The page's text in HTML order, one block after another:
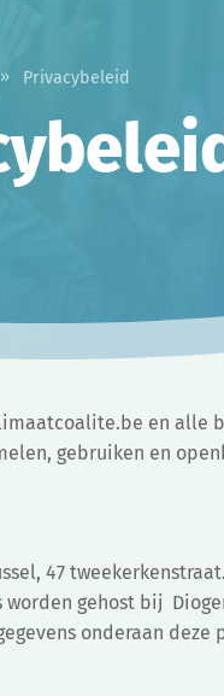
» Privacybeleid
en alle
gebruiken en
47
gehost bij
onderaan